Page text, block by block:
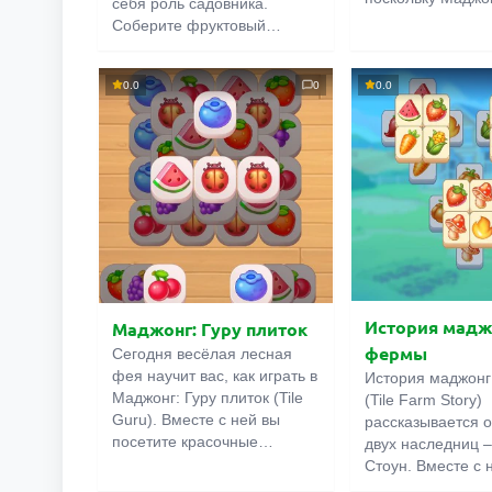
Соберите фруктовый
добрались вредители.
Местные гусеницы очень
голодные, поэтому времени
на сбор даётся крайне
мало. Объединяйте
одинаковые плоды по
кратчайшему пути, то есть
так, чтобы между ними была
тропинка почти без
поворотов. Удачи!
этой же вам
одинаковые
бананы,
т.д. Времени на
мало, поэтому
движения
быстрыми и
0.0 0
Маджонг: Гуру плиток
Сегодня весёлая лесная
фея научит вас, как играть в
Маджонг: Гуру плиток (Tile
Guru). Вместе с ней вы
посетите красочные
0.0
История
фермы
История
(Tile Farm Story)
рассказывается
двух наследниц
Стоун. Вместе с